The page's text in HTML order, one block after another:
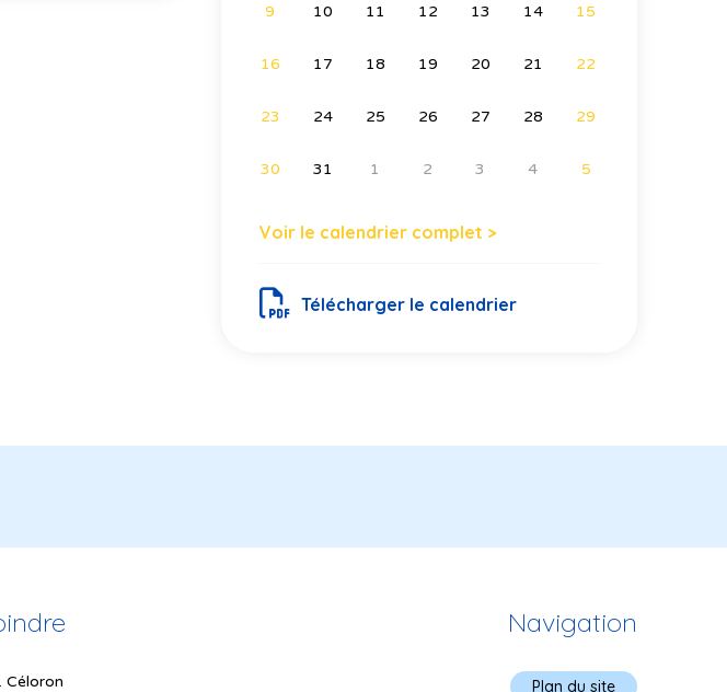
9 10 11 12 13 14 15
16 17 18 19 20 21 22
23 24 25 26 27 28 29
30 31 1 2 3 4 5
Voir le calendrier complet >
Télécharger le calendrier
Céloron
Navigation
Plan du site